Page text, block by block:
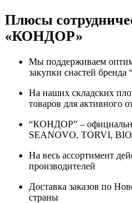
Плюсы
«КОНДОР»
Мы поддерживаем
закупки снастей бренда
На наших складских
товаров для активного
“КОНДОР” –
SEANOVO, TORVI,
На весь ассортимент
производителей
Доставка заказов по
страны